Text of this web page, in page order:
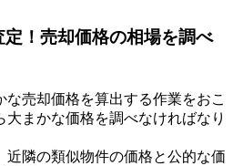
！売却価格の相場を調べ
売却価格を算出する作業をおこ
まかな価格を調べなければなり
近隣の類似物件の価格と公的な価